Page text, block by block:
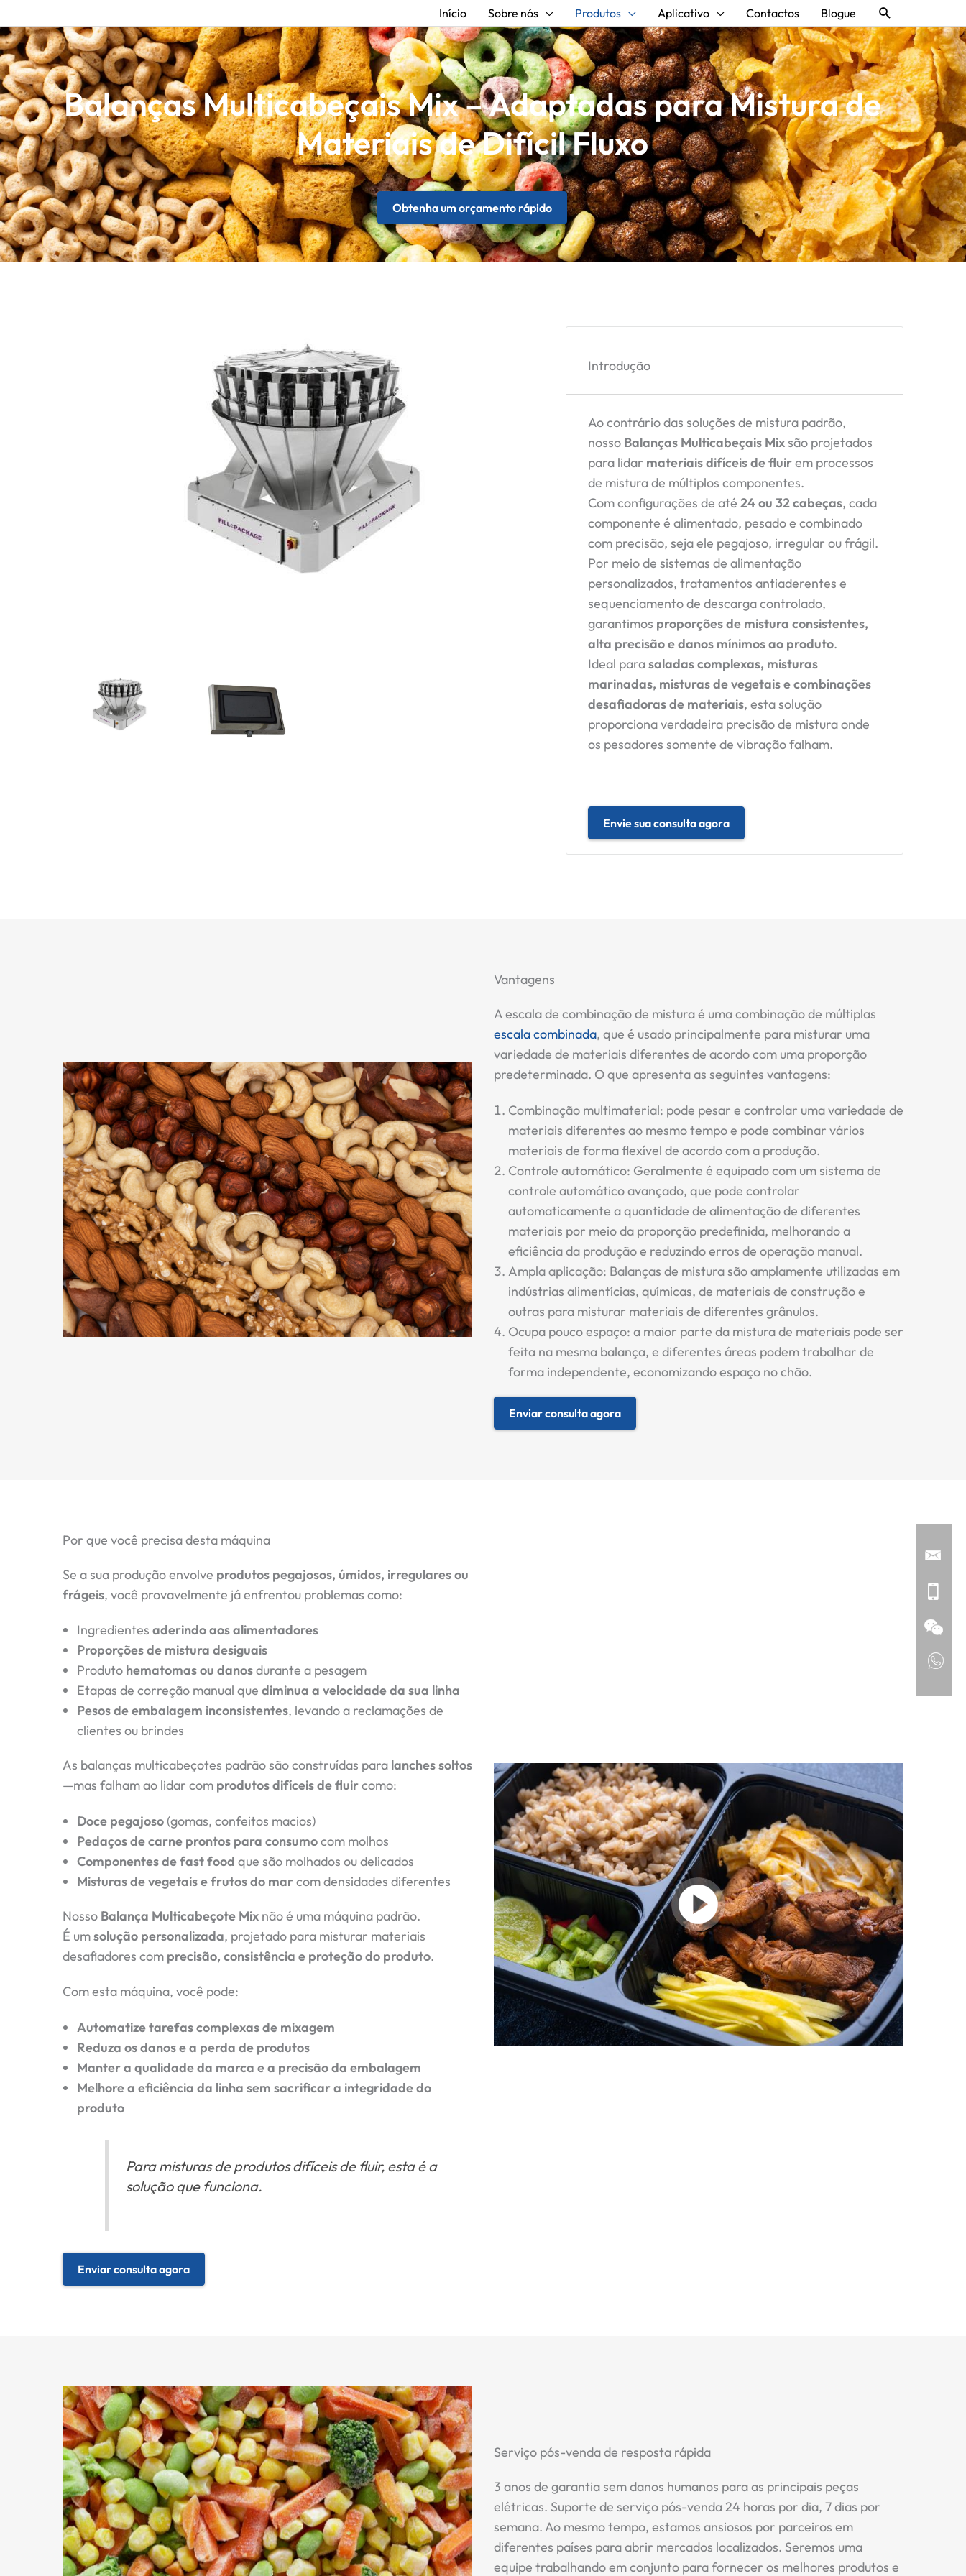
Início Sobre nós Produtos Aplicativo Contactos Blogue Procurar
Balanças Multicabeçais Mix – Adaptadas para Mistura de
Materiais de Difícil Fluxo
Obtenha um orçamento rápido
Introdução
Ao contrário das soluções de mistura padrão,
nosso Balanças Multicabeçais Mixsão projetados
para lidar materiais difíceis de fluirem processos
de mistura de múltiplos componentes.
Com configurações de até 24 ou 32 cabeças, cada
componente é alimentado, pesado e combinado
com precisão, seja ele pegajoso, irregular ou frágil.
Por meio de sistemas de alimentação
personalizados, tratamentos antiaderentes e
sequenciamento de descarga controlado,
garantimos proporções de mistura consistentes,
alta precisão e danos mínimos ao produto.
Ideal parasaladas complexas, misturas
marinadas, misturas de vegetais e combinações
desafiadoras de materiais, esta solução
proporciona verdadeira precisão de mistura onde
os pesadores somente de vibração falham.
Envie sua consulta agora
Vantagens
A escala de combinação de mistura é uma combinação de múltiplas
escala combinada, que é usado principalmente para misturar uma
variedade de materiais diferentes de acordo com uma proporção
predeterminada. O que apresenta as seguintes vantagens:
Combinação multimaterial: pode pesar e controlar uma variedade de
materiais diferentes ao mesmo tempo e pode combinar vários
materiais de forma flexível de acordo com a produção.
Controle automático: Geralmente é equipado com um sistema de
controle automático avançado, que pode controlar
automaticamente a quantidade de alimentação de diferentes
materiais por meio da proporção predefinida, melhorando a
eficiência da produção e reduzindo erros de operação manual.
Ampla aplicação: Balanças de mistura são amplamente utilizadas em
indústrias alimentícias, químicas, de materiais de construção e
outras para misturar materiais de diferentes grânulos.
Ocupa pouco espaço: a maior parte da mistura de materiais pode ser
feita na mesma balança, e diferentes áreas podem trabalhar de
forma independente, economizando espaço no chão.
Enviar consulta agora
Por que você precisa desta máquina
Se a sua produção envolve produtos pegajosos, úmidos, irregulares ou
frágeis, você provavelmente já enfrentou problemas como:
Ingredientes aderindo aos alimentadores
Proporções de mistura desiguais
Produto hematomas ou danosdurante a pesagem
Etapas de correção manual que diminua a velocidade da sua linha
Pesos de embalagem inconsistentes, levando a reclamações de
clientes ou brindes
As balanças multicabeçotes padrão são construídas para lanches soltos
—mas falham ao lidar com produtos difíceis de fluircomo:
Doce pegajoso (gomas, confeitos macios)
Pedaços de carne prontos para consumocom molhos
Componentes de fast food que são molhados ou delicados
Misturas de vegetais e frutos do marcom densidades diferentes
Nosso Balança Multicabeçote Mix não é uma máquina padrão.
É umsolução personalizada, projetado para misturar materiais
desafiadores com precisão, consistência e proteção do produto.
Com esta máquina, você pode:
Automatize tarefas complexas de mixagem
Reduza os danos e a perda de produtos
Manter a qualidade da marca e a precisão da embalagem
Melhore a eficiência da linha sem sacrificar a integridade do
produto
Para misturas de produtos difíceis de fluir, esta é a
solução que funciona.
Enviar consulta agora
Serviço pós-venda de resposta rápida
3 anos de garantia sem danos humanos para as principais peças
elétricas. Suporte de serviço pós-venda 24 horas por dia, 7 dias por
semana. Ao mesmo tempo, estamos ansiosos por parceiros em
diferentes países para abrir mercados localizados. Seremos uma
equipe trabalhando em conjunto para fornecer os melhores produtos e